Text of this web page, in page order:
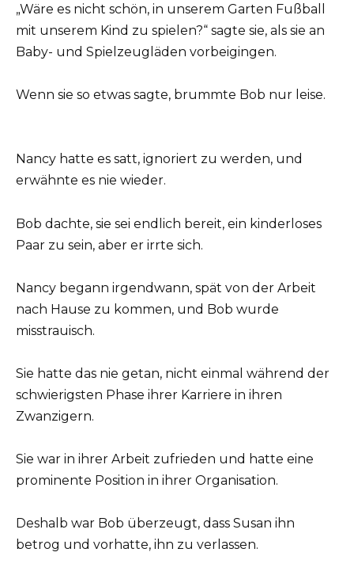
„Wäre es nicht schön, in unserem Garten Fußball
mit unserem Kind zu spielen?“ sagte sie, als sie an
Baby- und Spielzeugläden vorbeigingen.
Wenn sie so etwas sagte, brummte Bob nur leise.
Nancy hatte es satt, ignoriert zu werden, und
erwähnte es nie wieder.
Bob dachte, sie sei endlich bereit, ein kinderloses
Paar zu sein, aber er irrte sich.
Nancy begann irgendwann, spät von der Arbeit
nach Hause zu kommen, und Bob wurde
misstrauisch.
Sie hatte das nie getan, nicht einmal während der
schwierigsten Phase ihrer Karriere in ihren
Zwanzigern.
Sie war in ihrer Arbeit zufrieden und hatte eine
prominente Position in ihrer Organisation.
Deshalb war Bob überzeugt, dass Susan ihn
betrog und vorhatte, ihn zu verlassen.